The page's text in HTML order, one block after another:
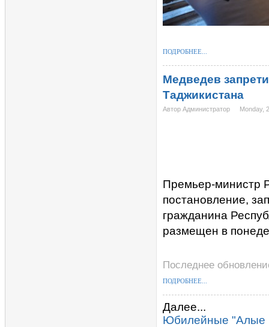
ПОДРОБНЕЕ...
Медведев
Таджикистана
Автор Администратор Monday,
Премьер-министр
постановление,
гражданина
размещен в
Последнее
ПОДРОБНЕЕ...
Далее...
Юбилейные "Алые